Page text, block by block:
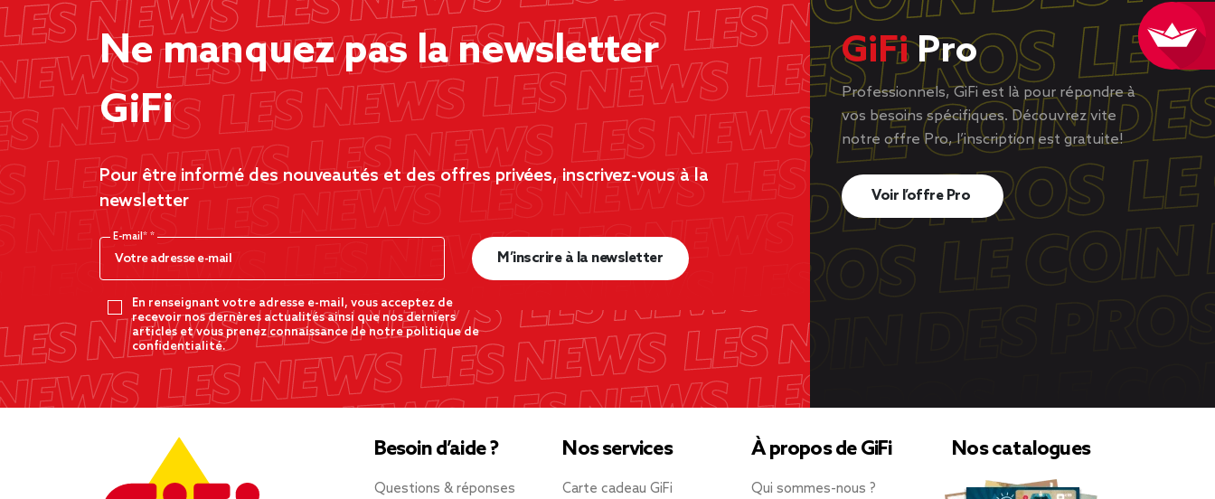
Bol forme poisson céramique
bleu 11x16xH4cm
2,50 €
Assiette de présentation forme
poisson céramique bleu
Ne manquez pas la newsletter
GiFi
Pour être informé des nouveautés et des offres privées, inscrivez-vous à la
newsletter
E-mail*
En renseignant votre adresse e-mail, vous acceptez de
recevoir nos dernères actualités ainsi que nos derniers
articles et vous prenez connaissance de notre politique de
confidentialité.
M’inscrire à la newsletter
GiFiPro
Professionnels, GiFi est là pour répondre à
vos besoins spécifiques. Découvrez vite
notre offre Pro, l’inscription est gratuite!
Voir l’offre Pro
Besoin d’aide ?
Questions & réponses
Nos services
Carte cadeau GiFi
À propos de GiFi
Qui sommes-nous ?
Nos catalogues